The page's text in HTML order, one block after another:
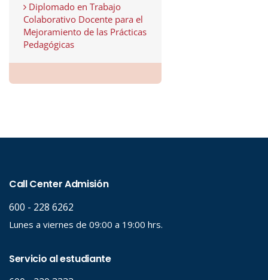
Diplomado en Trabajo
Colaborativo Docente para el
Mejoramiento de las Prácticas
Pedagógicas